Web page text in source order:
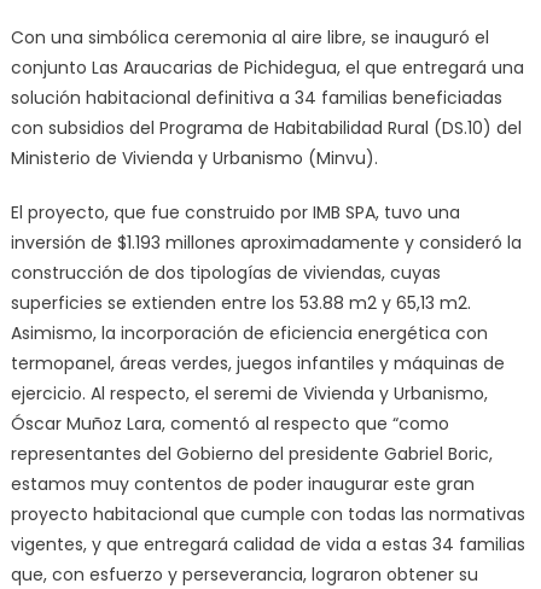
Con una simbólica ceremonia al aire libre, se inauguró el
conjunto Las Araucarias de Pichidegua, el que entregará una
solución habitacional definitiva a 34 familias beneficiadas
con subsidios del Programa de Habitabilidad Rural (DS.10) del
Ministerio de Vivienda y Urbanismo (Minvu).
El proyecto, que fue construido por IMB SPA, tuvo una
inversión de $1.193 millones aproximadamente y consideró la
construcción de dos tipologías de viviendas, cuyas
superficies se extienden entre los 53.88 m2 y 65,13 m2.
Asimismo, la incorporación de eficiencia energética con
termopanel, áreas verdes, juegos infantiles y máquinas de
ejercicio. Al respecto, el seremi de Vivienda y Urbanismo,
Óscar Muñoz Lara, comentó al respecto que “como
representantes del Gobierno del presidente Gabriel Boric,
estamos muy contentos de poder inaugurar este gran
proyecto habitacional que cumple con todas las normativas
vigentes, y que entregará calidad de vida a estas 34 familias
que, con esfuerzo y perseverancia, lograron obtener su